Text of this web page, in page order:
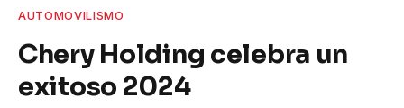
AUTOMOVILISMO
Chery Holding celebra un
exitoso 2024